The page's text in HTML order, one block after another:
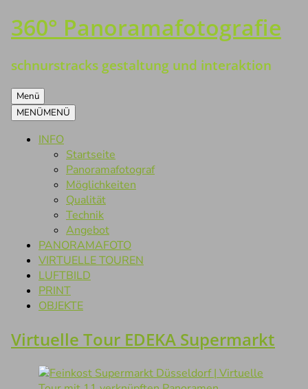
Zum
Inhalt
360° Panoramafotografie
schnurstracks gestaltung und interaktion
Menü
MENÜMENÜ
INFO
Startseite
Panoramafotograf
Möglichkeiten
Qualität
Technik
Angebot
PANORAMAFOTO
VIRTUELLE TOUREN
LUFTBILD
PRINT
OBJEKTE
Virtuelle Tour EDEKA Supermarkt